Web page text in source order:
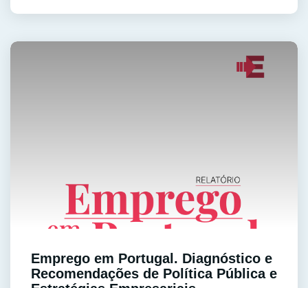
Emprego em Portugal. Diagnóstico e
Recomendações de Política Pública e